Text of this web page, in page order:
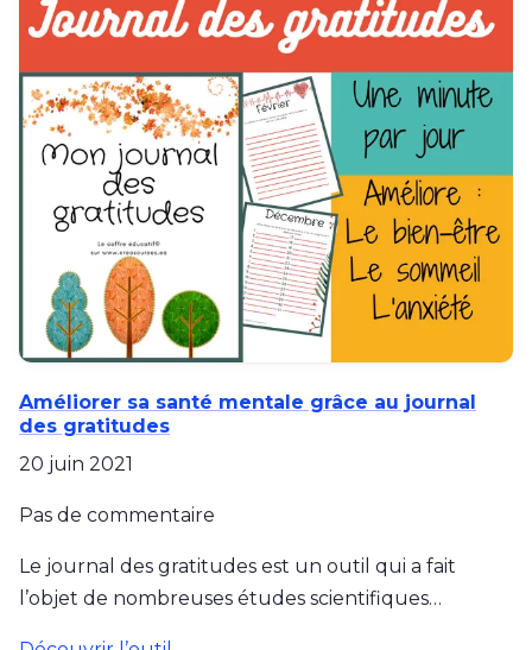
Améliorer sa santé mentale grâce au journal
des gratitudes
20 juin 2021
Pas de commentaire
Le journal des gratitudes est un outil qui a fait
l’objet de nombreuses études scientifiques…